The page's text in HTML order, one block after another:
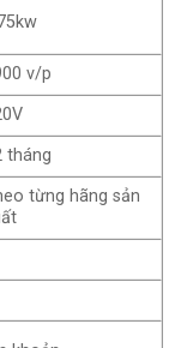
v/p
tháng
từng hãng sản